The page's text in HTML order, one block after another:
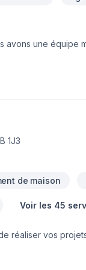
avons une équipe
1J3
de maison
Voir les 45
réaliser vos